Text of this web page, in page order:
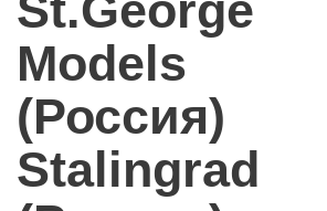
Models
(Россия)
Stalingrad